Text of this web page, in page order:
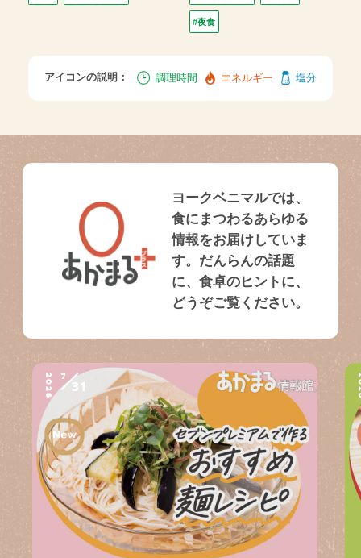
#夜食
アイコンの説明： 調理時間 エネルギー 塩分
ヨークベニマルでは、
食にまつわるあらゆる
情報をお届けしていま
す。だんらんの話題
に、食卓のヒントに、
どうぞご覧ください。
2026 7
31